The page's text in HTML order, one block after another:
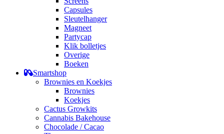
Capsules
Sleutelhanger
Magneet
Partycap
Klik bolletjes
Overige
Boeken
Smartshop
Brownies en Koekjes
Brownies
Koekjes
Cactus Growkits
Cannabis Bakehouse
Chocolade / Cacao